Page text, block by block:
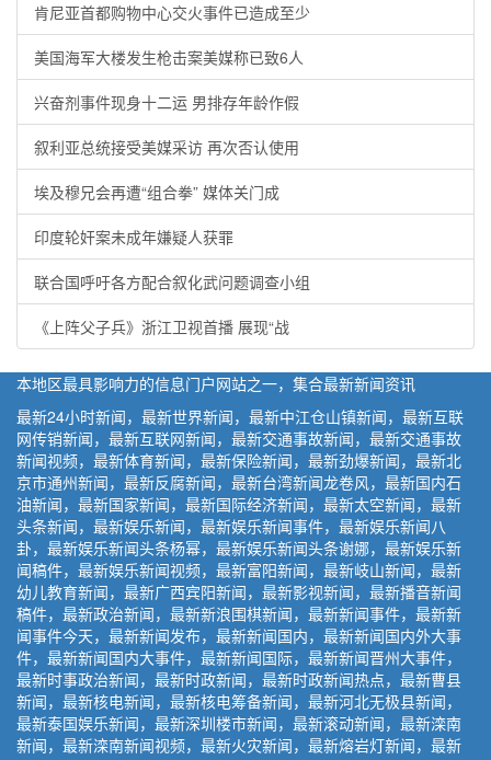
肯尼亚首都购物中心交火事件已造成至少
美国海军大楼发生枪击案美媒称已致6人
兴奋剂事件现身十二运 男排存年龄作假
叙利亚总统接受美媒采访 再次否认使用
埃及穆兄会再遭“组合拳” 媒体关门成
印度轮奸案未成年嫌疑人获罪
联合国呼吁各方配合叙化武问题调查小组
《上阵父子兵》浙江卫视首播 展现“战
本地区最具影响力的信息门户网站之一，集合最新新闻资讯
最新24小时新闻，最新世界新闻，最新中江仓山镇新闻，最新互联
网传销新闻，最新互联网新闻，最新交通事故新闻，最新交通事故
新闻视频，最新体育新闻，最新保险新闻，最新劲爆新闻，最新北
京市通州新闻，最新反腐新闻，最新台湾新闻龙卷风，最新国内石
油新闻，最新国家新闻，最新国际经济新闻，最新太空新闻，最新
头条新闻，最新娱乐新闻，最新娱乐新闻事件，最新娱乐新闻八
卦，最新娱乐新闻头条杨幂，最新娱乐新闻头条谢娜，最新娱乐新
闻稿件，最新娱乐新闻视频，最新富阳新闻，最新岐山新闻，最新
幼儿教育新闻，最新广西宾阳新闻，最新影视新闻，最新播音新闻
稿件，最新政治新闻，最新新浪围棋新闻，最新新闻事件，最新新
闻事件今天，最新新闻发布，最新新闻国内，最新新闻国内外大事
件，最新新闻国内大事件，最新新闻国际，最新新闻晋州大事件，
最新时事政治新闻，最新时政新闻，最新时政新闻热点，最新曹县
新闻，最新核电新闻，最新核电筹备新闻，最新河北无极县新闻，
最新泰国娱乐新闻，最新深圳楼市新闻，最新滚动新闻，最新滦南
新闻，最新滦南新闻视频，最新火灾新闻，最新熔岩灯新闻，最新